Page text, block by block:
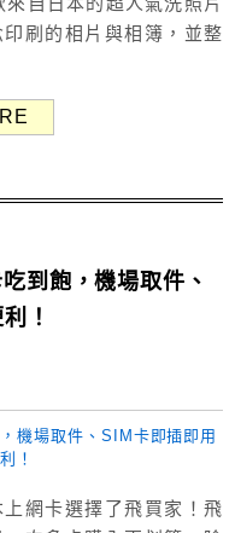
刷的相片與相簿，並整
體相片，從日本空運直
到飽，機場取件、
！
網卡選擇了飛買家！飛